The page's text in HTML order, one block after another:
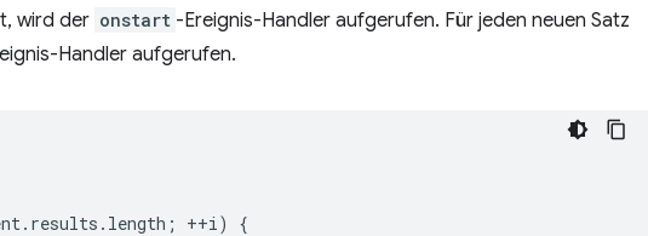
wird der onstart -Ereignis-Handler aufgerufen. Für jeden neuen Satz
Handler aufgerufen.
. results . length ; ++i)
{